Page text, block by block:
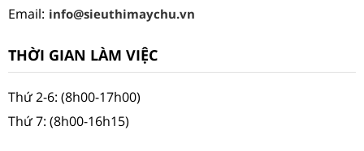
Email: info@sieuthimaychu.vn
THỜI GIAN LÀM VIỆC
Thứ 2-6: (8h00-17h00)
Thứ 7: (8h00-16h15)